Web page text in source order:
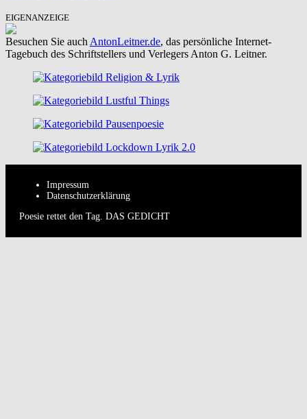
EIGENANZEIGE
Besuchen Sie auch AntonLeitner.de, das persönliche Internet-
Tagebuch des Schriftstellers und Verlegers Anton G. Leitner.
Impressum
Datenschutzerklärung
Poesie rettet den Tag. DAS GEDICHT